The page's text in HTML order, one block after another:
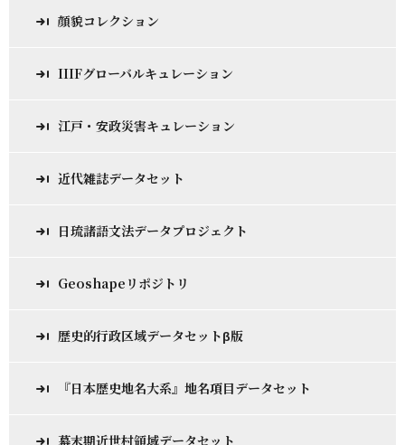
顔貌コレクション
IIIFグローバルキュレーション
江戸・安政災害キュレーション
近代雑誌データセット
日琉諸語文法データプロジェクト
Geoshapeリポジトリ
歴史的行政区域データセットβ版
『日本歴史地名大系』地名項目データセット
幕末期近世村領域データセット